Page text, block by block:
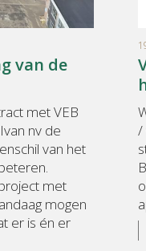
van de
met VEB
nv de
van het
met
mogen
er is én er
/